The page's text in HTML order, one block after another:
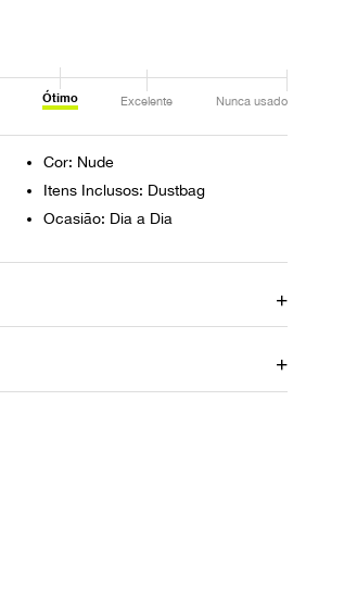
Ótimo Excelente Nunca usado
Cor: Nude
Itens Inclusos: Dustbag
Ocasião: Dia a Dia